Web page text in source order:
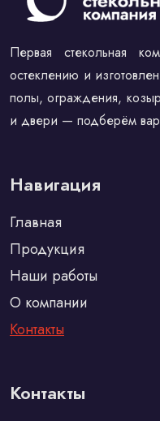
Первая стекольная
остеклению и
полы, ограждения,
и двери — подберём
Навигация
Главная
Продукция
Наши работы
О компании
Контакты
Контакты